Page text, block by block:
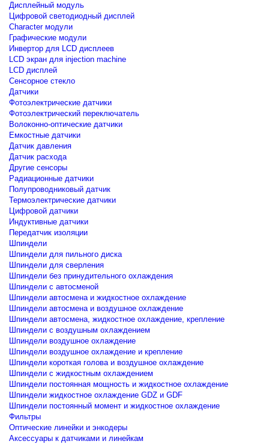
Дисплейный модуль
Цифровой светодиодный дисплей
Сharacter модули
Графические модули
Инвертор для LCD дисплеев
LCD экран для injection machine
LCD дисплей
Сенсорное стекло
Датчики
Фотоэлектрические датчики
Фотоэлектрический переключатель
Волоконно-оптические датчики
Емкостные датчики
Датчик давления
Датчик расхода
Другие сенсоры
Радиационные датчики
Полупроводниковый датчик
Термоэлектрические датчики
Цифровой датчики
Индуктивные датчики
Передатчик изоляции
Шпиндели
Шпиндели для пильного диска
Шпиндели для сверления
Шпиндели без принудительного охлаждения
Шпиндели с автосменой
Шпиндели автосмена и жидкостное охлаждение
Шпиндели автосмена и воздушное охлаждение
Шпиндели автосмена, жидкостное охлаждение, крепление
Шпиндели с воздушным охлаждением
Шпиндели воздушное охлаждение
Шпиндели воздушное охлаждение и крепление
Шпиндели короткая голова и воздушное охлаждение
Шпиндели с жидкостным охлаждением
Шпиндели постоянная мощность и жидкостное охлаждение
Шпиндели жидкостное охлаждение GDZ и GDF
Шпиндели постоянный момент и жидкостное охлаждение
Фильтры
Оптические линейки и энкодеры
Аксессуары к датчиками и линейкам